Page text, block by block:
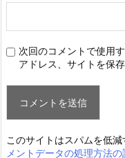
次回のコメントで使用
アドレス、サイトを保存
このサイトはスパムを低
メントデータの処理方法